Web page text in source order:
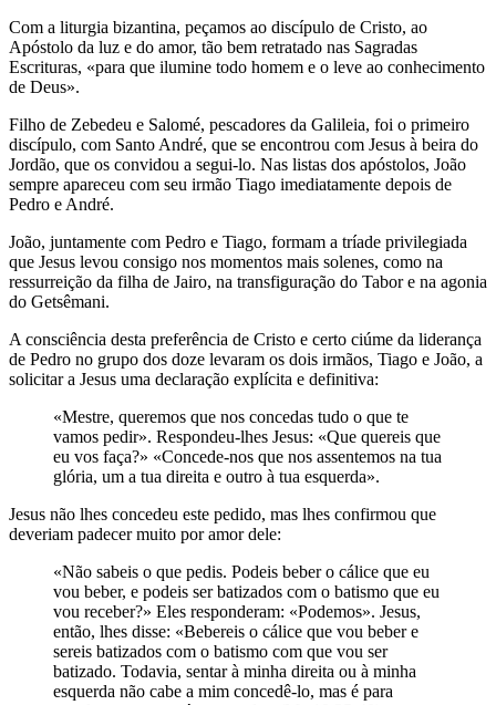
Com a liturgia bizantina, peçamos ao discípulo de Cristo, ao
Apóstolo da luz e do amor, tão bem retratado nas Sagradas
Escrituras, «para que ilumine todo homem e o leve ao conhecimento
de Deus».
Filho de Zebedeu e Salomé, pescadores da Galileia, foi o primeiro
discípulo, com Santo André, que se encontrou com Jesus à beira do
Jordão, que os convidou a segui-lo. Nas listas dos apóstolos, João
sempre apareceu com seu irmão Tiago imediatamente depois de
Pedro e André.
João, juntamente com Pedro e Tiago, formam a tríade privilegiada
que Jesus levou consigo nos momentos mais solenes, como na
ressurreição da filha de Jairo, na transfiguração do Tabor e na agonia
do Getsêmani.
A consciência desta preferência de Cristo e certo ciúme da liderança
de Pedro no grupo dos doze levaram os dois irmãos, Tiago e João, a
solicitar a Jesus uma declaração explícita e definitiva:
«Mestre, queremos que nos concedas tudo o que te
vamos pedir». Respondeu-lhes Jesus: «Que quereis que
eu vos faça?» «Concede-nos que nos assentemos na tua
glória, um a tua direita e outro à tua esquerda».
Jesus não lhes concedeu este pedido, mas lhes confirmou que
deveriam padecer muito por amor dele:
«Não sabeis o que pedis. Podeis beber o cálice que eu
vou beber, e podeis ser batizados com o batismo que eu
vou receber?» Eles responderam: «Podemos». Jesus,
então, lhes disse: «Bebereis o cálice que vou beber e
sereis batizados com o batismo com que vou ser
batizado. Todavia, sentar à minha direita ou à minha
esquerda não cabe a mim concedê-lo, mas é para